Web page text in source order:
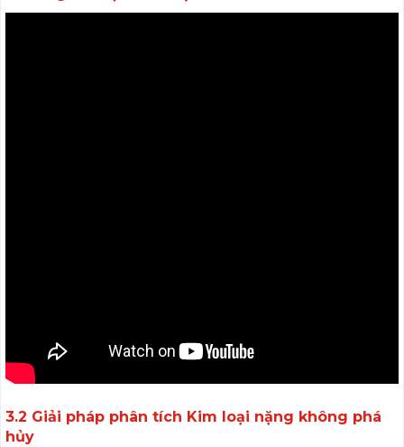
3.2 Giải pháp phân tích Kim loại nặng không phá
hủy